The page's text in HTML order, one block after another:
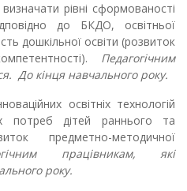
рівні сформованості
до БКДО, освітньої
дошкільної освіти (розвиток
Педагогічним
До кінця навчального року.
освітніх технологій
потреб дітей раннього та
предметно-методичної
працівникам, які
року.